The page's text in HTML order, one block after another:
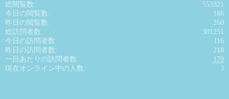
553321
総閲覧数:
166
今日の閲覧数:
260
昨日の閲覧数:
381251
総訪問者数:
116
今日の訪問者数:
218
昨日の訪問者数:
179
一日あたりの訪問者数:
3
現在オンライン中の人数: